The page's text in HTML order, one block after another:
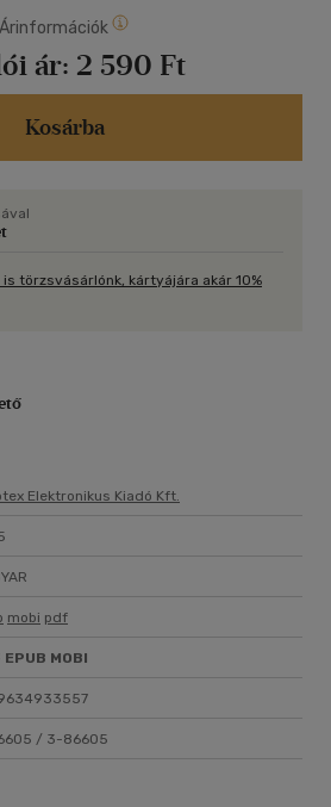
viszonyt, a kiszámíthatatlanul
rezonanciának nevezi.
vallási gondolkodás és
viszonyok eszméjére és
A vallás elősegíti a párbeszéd, a
kialakítani, amely horgonyként
időkben.
Árinformációk
ár: 2 590 Ft
Kosárba
is törzsvásárlónk, kártyájára akár 10%
Elektronikus Kiadó Kft.
mobi pdf
EPUB MOBI
/ 3-86605